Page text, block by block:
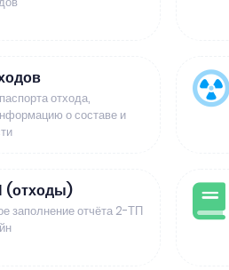
отхода,
о составе и
(отходы)
заполнение отчёта 2-ТП